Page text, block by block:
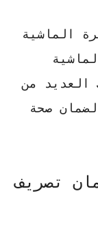
الماشية
العديد من
صحة
تصريف